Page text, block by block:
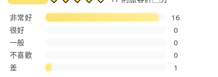
非常好
16
很好
0
一般
0
不喜歡
0
差
1